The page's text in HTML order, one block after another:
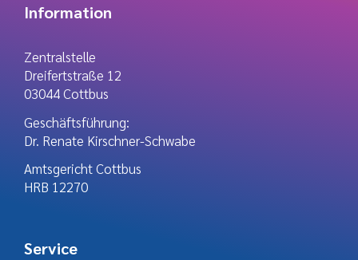
Information
Zentralstelle
Dreifertstraße 12
03044 Cottbus
Geschäftsführung:
Dr. Renate Kirschner-Schwabe
Amtsgericht Cottbus
HRB 12270
Service